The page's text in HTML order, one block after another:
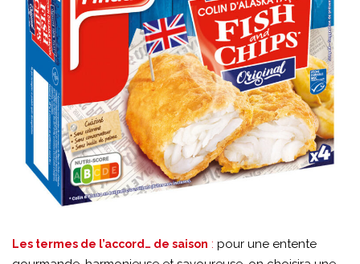
Les termes de l’accord… de saison : pour une entente